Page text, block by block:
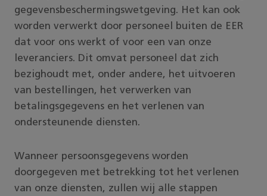
gegevensbeschermingswetgeving. Het kan ook
worden verwerkt door personeel buiten de EER
dat voor ons werkt of voor een van onze
leveranciers. Dit omvat personeel dat zich
bezighoudt met, onder andere, het uitvoeren
van bestellingen, het verwerken van
betalingsgegevens en het verlenen van
ondersteunende diensten.
Wanneer persoonsgegevens worden
doorgegeven met betrekking tot het verlenen
van onze diensten, zullen wij alle stappen